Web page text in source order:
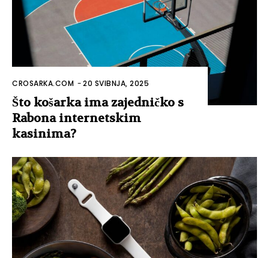
CROSARKA.COM -20 SVIBNJA, 2025
Što košarka ima zajedničko s
Rabona internetskim
kasinima?